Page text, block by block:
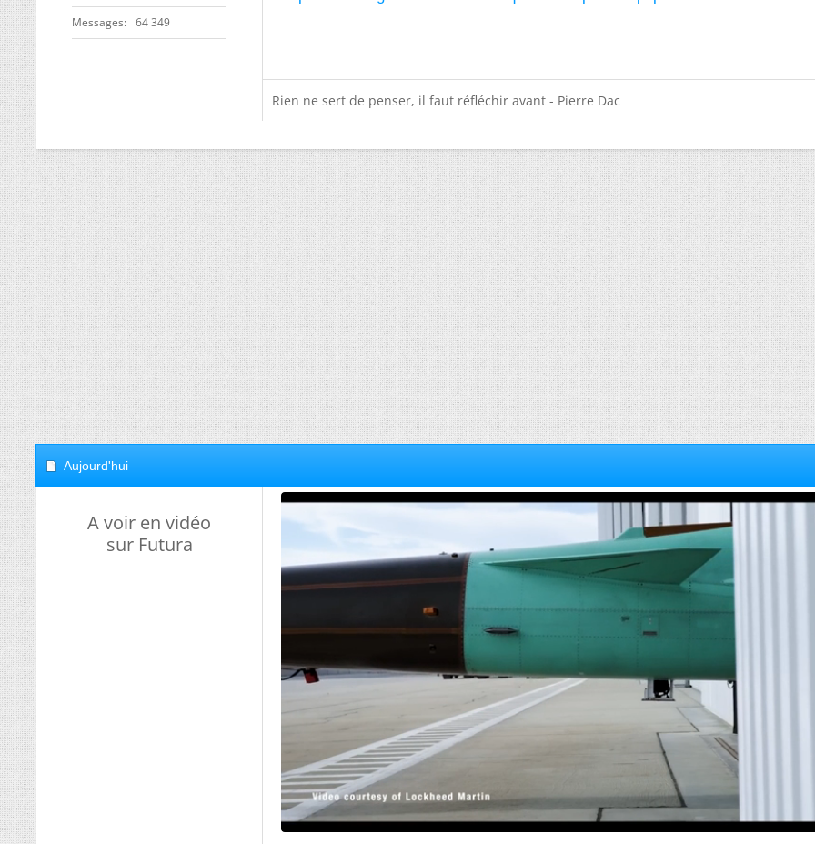
Messages 64 349
Rien ne sert de penser, il faut réfléchir avant - Pierre Dac
Aujourd'hui
A voir en vidéo
sur Futura